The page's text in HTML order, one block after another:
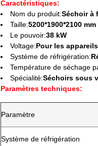
Caractéristiques:
Nom du produit:Séchoir à
Taille:5200*1900*2100 mm
Le pouvoir:38 kW
Voltage:Pour les
Système de réfrigération:
Température de séchage
Spécialité:Séchoirs sous
Paramètres techniques:
Paramètre
Système de réfrigération